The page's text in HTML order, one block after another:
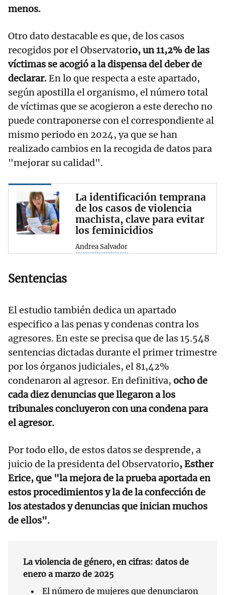
menos.
Otro dato destacable es que, de los casos
recogidos por el Observatorio, un 11,2% de las
víctimas se acogió a la dispensa del deber de
declarar.En lo que respecta a este apartado,
según apostilla el organismo, el número total
de víctimas que se acogieron a este derecho no
puede contraponerse con el correspondiente al
mismo periodo en 2024, ya que se han
realizado cambios en la recogida de datos para
"mejorar su calidad".
La identificación temprana
de los casos de violencia
machista, clave para evitar
los feminicidios
Andrea Salvador
Sentencias
El estudio también dedica un apartado
especifico a las penas y condenas contra los
agresores. En este se precisa que de las 15.548
sentencias dictadas durante el primer trimestre
por los órganos judiciales, el 81,42%
condenaron al agresor. En definitiva, ocho de
cada diez denuncias que llegaron a los
tribunales concluyeron con una condena para
el agresor.
Por todo ello, de estos datos se desprende, a
juicio de la presidenta del Observatorio, Esther
Erice, que "la mejora de la prueba aportada en
estos procedimientos y la de la confección de
los atestados y denuncias que inician muchos
de ellos".
La violencia de género, en cifras: datos de
enero a marzo de 2025
El número de mujeres que denunciaron